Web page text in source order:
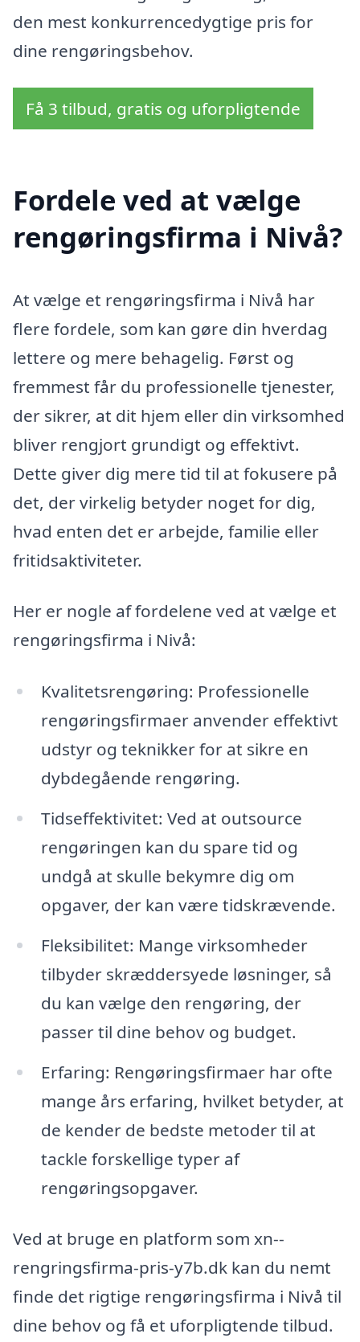
den mest konkurrencedygtige pris for
dine rengøringsbehov.
Få 3 tilbud, gratis og uforpligtende
Fordele ved at vælge
rengøringsfirma i Nivå?
At vælge et rengøringsfirma i Nivå har
flere fordele, som kan gøre din hverdag
lettere og mere behagelig. Først og
fremmest får du professionelle tjenester,
der sikrer, at dit hjem eller din virksomhed
bliver rengjort grundigt og effektivt.
Dette giver dig mere tid til at fokusere på
det, der virkelig betyder noget for dig,
hvad enten det er arbejde, familie eller
fritidsaktiviteter.
Her er nogle af fordelene ved at vælge et
rengøringsfirma i Nivå:
Kvalitetsrengøring: Professionelle
rengøringsfirmaer anvender effektivt
udstyr og teknikker for at sikre en
dybdegående rengøring.
Tidseffektivitet: Ved at outsource
rengøringen kan du spare tid og
undgå at skulle bekymre dig om
opgaver, der kan være tidskrævende.
Fleksibilitet: Mange virksomheder
tilbyder skræddersyede løsninger, så
du kan vælge den rengøring, der
passer til dine behov og budget.
Erfaring: Rengøringsfirmaer har ofte
mange års erfaring, hvilket betyder, at
de kender de bedste metoder til at
tackle forskellige typer af
rengøringsopgaver.
Ved at bruge en platform som xn--
rengringsfirma-pris-y7b.dk kan du nemt
finde det rigtige rengøringsfirma i Nivå til
dine behov og få et uforpligtende tilbud.